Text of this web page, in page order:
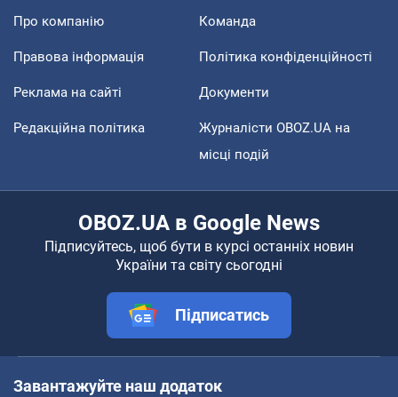
Про компанію Команда
Правова інформація Політика конфіденційності
Реклама на сайті Документи
Редакційна політика
Журналісти OBOZ.UA на
місці подій
OBOZ.UA в Google News
Підписуйтесь, щоб бути в курсі останніх новин
України та світу сьогодні
Підписатись
Завантажуйте наш додаток